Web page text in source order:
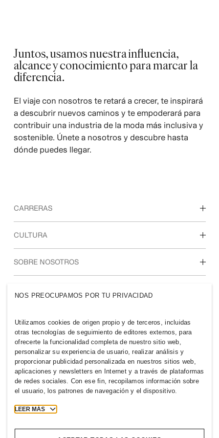
Juntos, usamos nuestra influencia,
alcance y conocimiento para marcar la
diferencia.
El viaje con nosotros te retará a crecer, te inspirará
a descubrir nuevos caminos y te empoderará para
contribuir una industria de la moda más inclusiva y
sostenible. Únete a nosotros y descubre hasta
dónde puedes llegar.
CARRERAS
Descubre nuestras áreas de trabajo
CULTURA
Nuestra cultura y beneficios
SOBRE NOSOTROS
Sostenibilidad
COSTA RICA
Prensa Políticas y privacidad
Cookies
NOS PREOCUPAMOS POR TU PRIVACIDAD
Utilizamos cookies de origen propio y de terceros, incluidas
otras tecnologías de seguimiento de editores externos, para
ofrecerte la funcionalidad completa de nuestro sitio web,
personalizar su experiencia de usuario, realizar análisis y
proporcionar publicidad personalizada en nuestros sitios web,
aplicaciones y newsletters en Internet y a través de plataformas
de redes sociales. Con ese fin, recopilamos información sobre
el usuario, los patrones de navegación y el dispositivo.
LEER MÁS